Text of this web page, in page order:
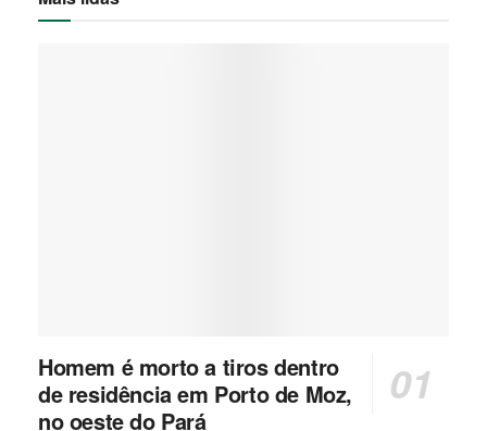
Homem é morto a tiros dentro
de residência em Porto de Moz,
no oeste do Pará